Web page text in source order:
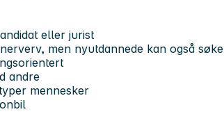
eller jurist
men nyutdannede kan også søke
andre
mennesker